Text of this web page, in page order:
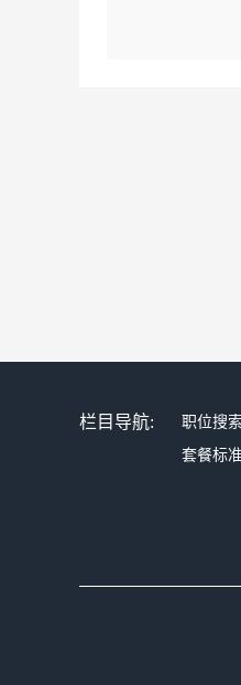
栏目导航: 职位搜索
套餐标准